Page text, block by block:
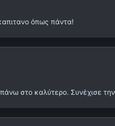
όπως πάντα!
στο καλύτερο. Συνέχισε